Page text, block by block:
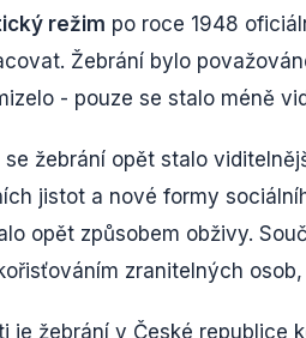
režim po roce 1948
Žebrání bylo
- pouze se stalo méně
se žebrání opět stalo
jistot a nové formy
opět způsobem obživy.
zranitelných
je žebrání v České republice